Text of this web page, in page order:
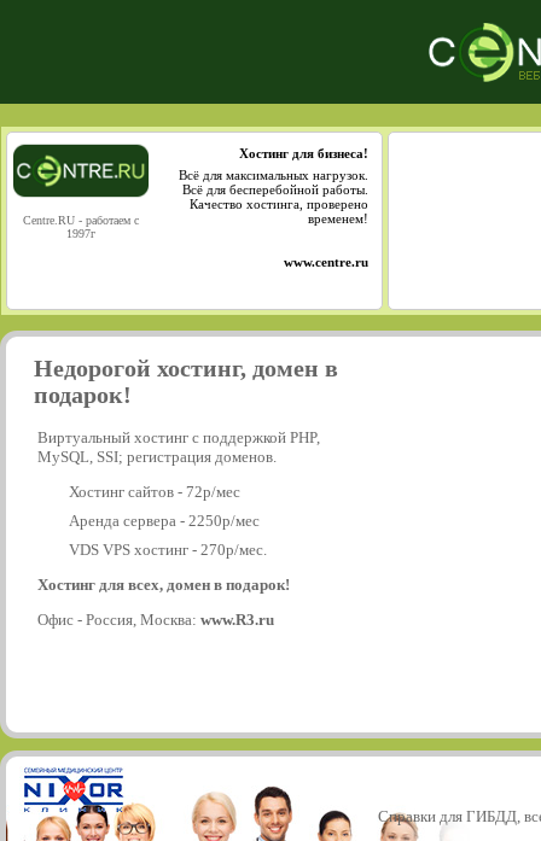
Centre.RU - работаем с
1997г
Хостинг для бизнеса!
Всё для максимальных нагрузок.
Всё для бесперебойной работы.
Качество хостинга, проверено
временем!
www.centre.ru
Недорогой хостинг, домен в
подарок!
Виртуальный хостинг с поддержкой PHP,
MySQL, SSI; регистрация доменов.
Хостинг сайтов - 72р/мес
Аренда сервера - 2250р/мес
VDS VPS хостинг - 270р/мес.
Хостинг для всех, домен в подарок!
Офис - Россия, Москва: www.R3.ru
Справки для ГИБДД,